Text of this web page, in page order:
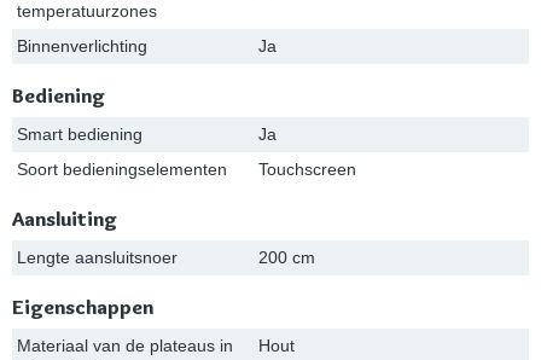
temperatuurzones
Binnenverlichting Ja
Bediening
Smart bediening
Ja
Soort bedieningselementen
Touchscreen
Aansluiting
Lengte aansluitsnoer 200 cm
Eigenschappen
Materiaal van de plateaus in
Hout